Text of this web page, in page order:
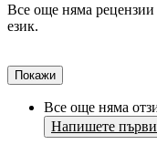
Все още няма рецензии
език.
Покажи
Все още няма
Напишете